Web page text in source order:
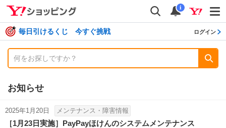
検索
通知
i
毎日引けるくじ 今すぐ挑戦 ログイン
お知らせ
2025年1月20日 メンテナンス・障害情報
［1月23日実施］PayPayほけんのシステムメンテナンス